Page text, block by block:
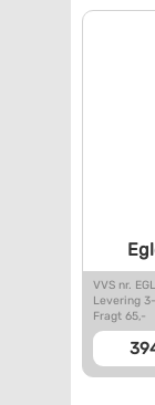
VVS nr.
Levering
Fragt 65,-